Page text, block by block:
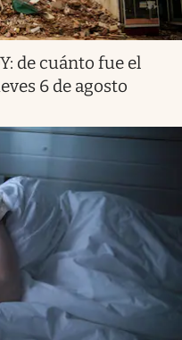
de cuánto fue el
6 de agosto